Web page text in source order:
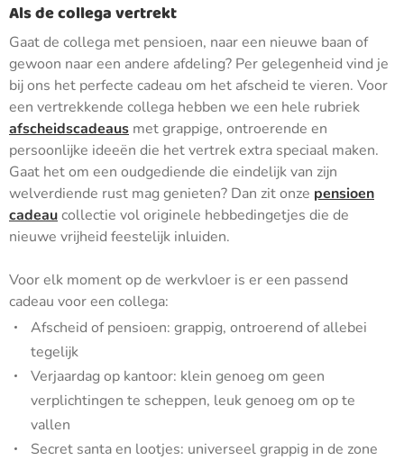
Als de collega vertrekt
Gaat de collega met pensioen, naar een nieuwe baan of
gewoon naar een andere afdeling? Per gelegenheid vind je
bij ons het perfecte cadeau om het afscheid te vieren. Voor
een vertrekkende collega hebben we een hele rubriek
afscheidscadeaus met grappige, ontroerende en
persoonlijke ideeën die het vertrek extra speciaal maken.
Gaat het om een oudgediende die eindelijk van zijn
welverdiende rust mag genieten? Dan zit onze pensioen
cadeaucollectie vol originele hebbedingetjes die de
nieuwe vrijheid feestelijk inluiden.
Voor elk moment op de werkvloer is er een passend
cadeau voor een collega:
Afscheid of pensioen: grappig, ontroerend of allebei
tegelijk
Verjaardag op kantoor: klein genoeg om geen
verplichtingen te scheppen, leuk genoeg om op te
vallen
Secret santa en lootjes: universeel grappig in de zone